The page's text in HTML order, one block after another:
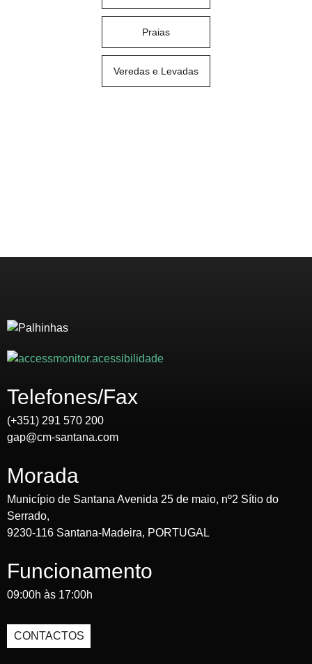
Praias
Veredas e Levadas
Telefones/Fax
(+351) 291 570 200
gap@cm-santana.com
Morada
Município de Santana Avenida 25 de maio, nº2 Sítio do
Serrado,
9230-116 Santana-Madeira, PORTUGAL
Funcionamento
09:00h às 17:00h
CONTACTOS